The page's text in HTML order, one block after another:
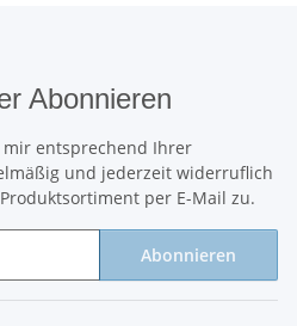
Abonnieren
mir entsprechend Ihrer
und jederzeit widerruflich
per E-Mail zu.
Abonnieren